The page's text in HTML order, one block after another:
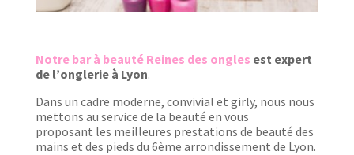
Notre bar à beauté Reines des ongles est expert
de l’onglerie à Lyon.
Dans un cadre moderne, convivial et girly, nous nous
mettons au service de la beauté en vous
proposant les meilleures prestations de beauté des
mains et des pieds du 6ème arrondissement de Lyon.